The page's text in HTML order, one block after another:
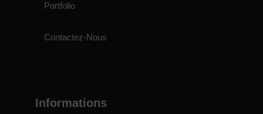
Portfolio
Contactez-Nous
Informations